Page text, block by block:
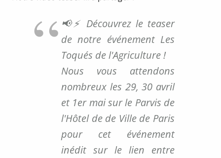
📢⚡️ Découvrez le teaser
de notre événement Les
Toqués de l'Agriculture !
Nous vous attendons
nombreux les 29, 30 avril
et 1er mai sur le Parvis de
l'Hôtel de de Ville de Paris
pour cet événement
inédit sur le lien entre